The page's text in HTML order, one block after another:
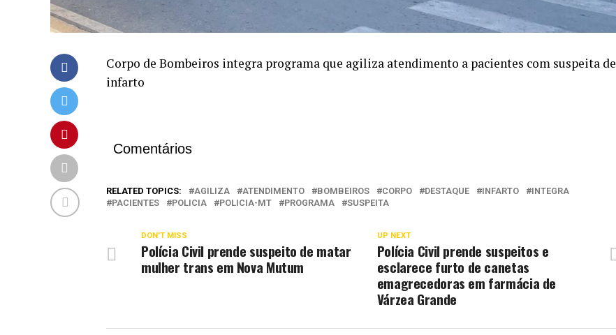
Corpo de Bombeiros integra programa que agiliza atendimento a pacientes com suspeita de
infarto
Comentários
RELATED TOPICS: AGILIZA ATENDIMENTO BOMBEIROS CORPO DESTAQUE INFARTO
INTEGRA
PACIENTES
POLICIA POLICIA-MT PROGRAMA SUSPEITA
UP NEXT
Polícia Civil prende suspeitos e
esclarece furto de canetas
emagrecedoras em farmácia de
Várzea Grande
DON'T MISS
Polícia Civil prende suspeito de matar
mulher trans em Nova Mutum